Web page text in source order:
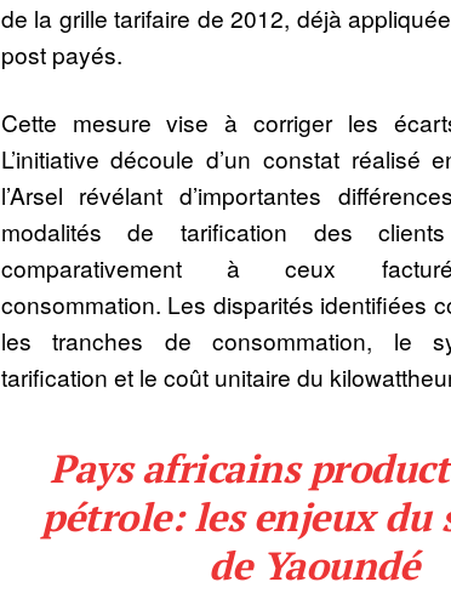
de la grille tarifaire de 2012, déjà
post payés.
Cette mesure vise à corriger les
L’initiative découle d’un constat réalisé
l’Arsel révélant d’importantes
modalités de tarification des
comparativement à ceux
consommation. Les disparités identifiées
les tranches de consommation, le
tarification et le coût unitaire du
Pays africains
pétrole: les enjeux du
de Yaoundé